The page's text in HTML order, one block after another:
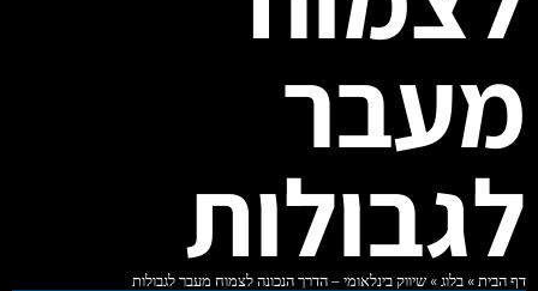
מעבר
לגבולות
דף הבית »בלוג »שיווק בינלאומי – הדרך הנכונה לצמוח מעבר לגבולות